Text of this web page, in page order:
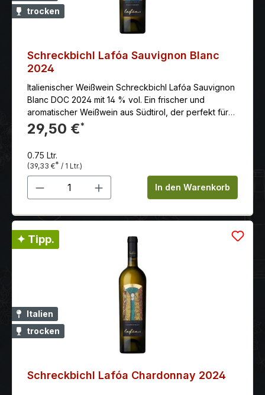
trocken
Schreckbichl Lafóa Sauvignon Blanc
2024
Italienischer Weißwein Schreckbichl Lafóa Sauvignon
Blanc DOC 2024 mit 14 % vol. Ein frischer und
aromatischer Weißwein aus Südtirol, der perfekt für
den Sommer oder als Begleiter zu leichten Gerichten
ist.
29,50 €*
0.75 Ltr.
(39,33 €* / 1 Ltr.)
Produkt Anzahl: Gib denIn den Warenkorb
✦ Tipp.
Italien
trocken
Schreckbichl Lafóa Chardonnay 2024